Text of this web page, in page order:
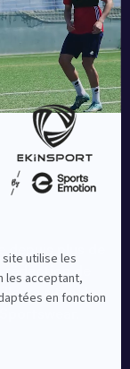
plus de
de
sites de